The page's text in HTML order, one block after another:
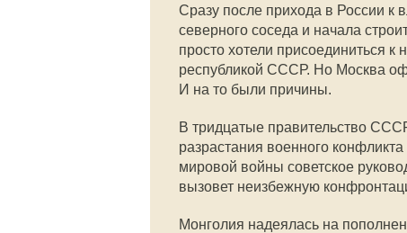
Сразу после прихода в России к
северного соседа и начала
просто хотели присоединиться
республикой СССР. Но Москва
И на то были причины.
В тридцатые правительство
разрастания военного
мировой войны советское
вызовет неизбежную
Монголия надеялась на